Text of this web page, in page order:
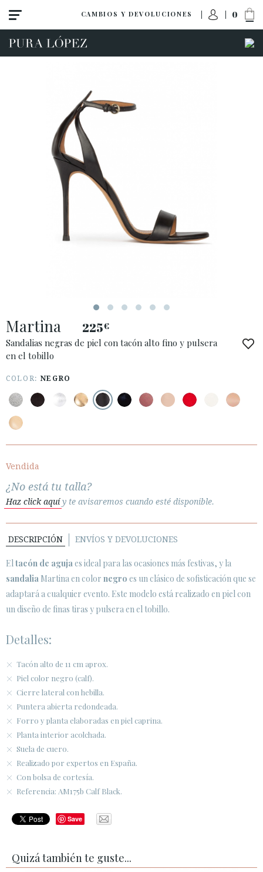
CAMBIOS Y DEVOLUCIONES 0
· ATENCIÓN AL CLIENTE
· ENVÍOS
· CAMBIOS Y DEVOLUCIONES
· AVISO LEGAL
     
SECURE WEB SSL CERTIFICATE
Martina 225€
Sandalias negras de piel con tacón alto fino y pulsera
en el tobillo
COLOR: NEGRO
Vendida
¿No está tu talla?
Haz click aquíy te avisaremos cuando esté disponible.
DESCRIPCIÓN ENVÍOS Y DEVOLUCIONES
Eltacón de agujaes ideal para las ocasiones más festivas, y la
sandalia Martina en color negro es un clásico de sofisticación que se
adaptará a cualquier evento. Este modelo está realizado en piel con
un diseño de finas tiras y pulsera en el tobillo.
Detalles:
Tacón alto de 11 cm aprox.
Piel color negro (calf).
Cierre lateral con hebilla.
Puntera abierta redondeada.
Forro y planta elaboradas en piel caprina.
Planta interior acolchada.
Suela de cuero.
Realizado por expertos en España.
Con bolsa de cortesía.
Referencia: AM175b Calf Black.
Save
Quizá también te guste...